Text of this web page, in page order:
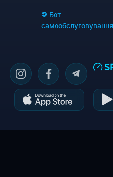
Бот
самообслуговування